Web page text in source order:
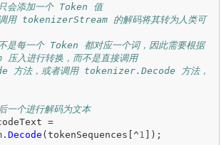
会添加一个 Token 值
用 tokenizerStream 的解码将其转为人类可
每一个 Token 都对应一个词，因此需要根据
入进行转换，而不是直接调用
方法，或者调用 tokenizer.Decode 方法，
个进行解码为文本
=
. Decode (tokenSequences [^1 ]);